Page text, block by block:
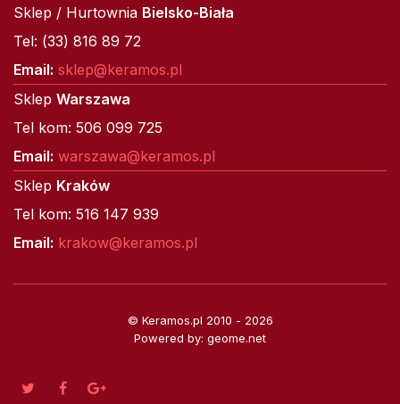
Sklep / Hurtownia Bielsko-Biała
Tel: (33) 816 89 72
Email: sklep@keramos.pl
Sklep Warszawa
Tel kom: 506 099 725
Email: warszawa@keramos.pl
Sklep Kraków
Tel kom: 516 147 939
Email: krakow@keramos.pl
© Keramos.pl 2010 - 2026
Powered by: geome.net